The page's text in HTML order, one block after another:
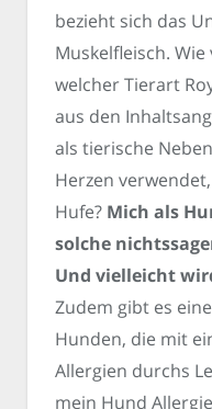
bezieht sich das
Muskelfleisch.
welcher Tierart
aus den
als tierische
Herzen
Hufe? Mich als
solche
Und vielleicht
Zudem gibt es
Hunden, die mit
Allergien durchs
mein Hund